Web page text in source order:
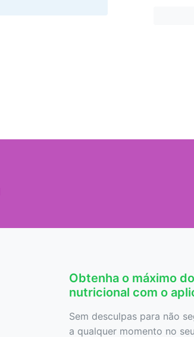
Obtenha o máximo
nutricional com o
Sem desculpas para não
a qualquer momento no